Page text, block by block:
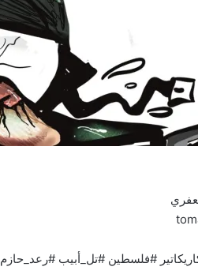
#فلسطين #تل_أبيب #رعد_حازم